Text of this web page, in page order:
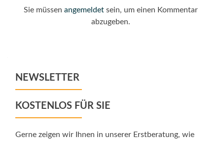
Sie müssen angemeldetsein, um einen Kommentar
abzugeben.
NEWSLETTER
KOSTENLOS FÜR SIE
Gerne zeigen wir Ihnen in unserer Erstberatung, wie